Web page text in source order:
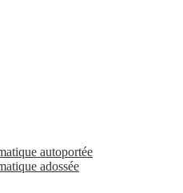
autoportée
adossée